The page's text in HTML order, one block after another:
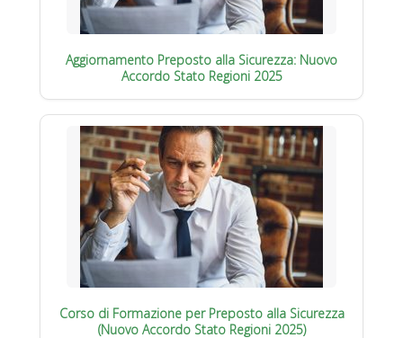
Aggiornamento Preposto alla Sicurezza: Nuovo
Accordo Stato Regioni 2025
Corso di Formazione per Preposto alla Sicurezza
(Nuovo Accordo Stato Regioni 2025)